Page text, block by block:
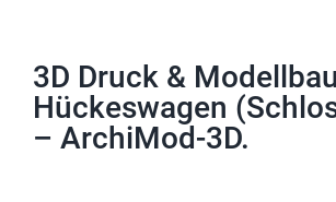
3D Druck &
Hückeswagen
– ArchiMod-3D.